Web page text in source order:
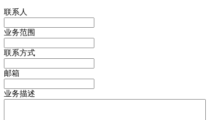
联系人
业务范围
联系方式
邮箱
业务描述